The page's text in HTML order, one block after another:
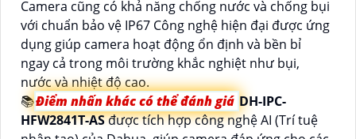
Camera cũng có khả năng chống nước và chống bụi
với chuẩn bảo vệ IP67 Công nghệ hiện đại được ứng
dụng giúp camera hoạt động ổn định và bền bỉ
ngay cả trong môi trường khắc nghiệt như bụi,
nước và nhiệt độ cao.
📚Điểm nhấn khác có thể đánh giá DH-IPC-
HFW2841T-ASđược tích hợp công nghệ AI (Trí tuệ